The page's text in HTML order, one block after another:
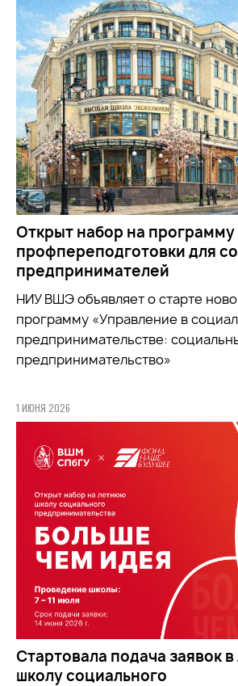
Открыт набор на программу
профпереподготовки для
предпринимателей
НИУ ВШЭ объявляет о старте
программу «Управление в
предпринимательстве:
предпринимательство»
1 ИЮНЯ 2026
Стартовала подача заявок
школу социального